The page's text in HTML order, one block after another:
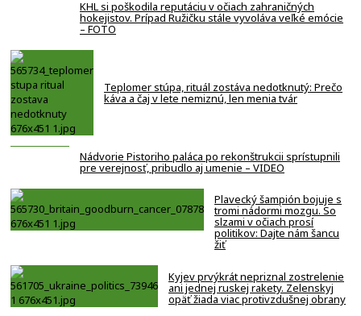
KHL si poškodila reputáciu v očiach zahraničných
hokejistov. Prípad Ružičku stále vyvoláva veľké emócie
– FOTO
Teplomer stúpa, rituál zostáva nedotknutý: Prečo
káva a čaj v lete nemiznú, len menia tvár
Nádvorie Pistoriho paláca po rekonštrukcii sprístupnili
pre verejnosť, pribudlo aj umenie – VIDEO
Plavecký šampión bojuje s
tromi nádormi mozgu. So
slzami v očiach prosí
politikov: Dajte nám šancu
žiť
Kyjev prvýkrát nepriznal zostrelenie
ani jednej ruskej rakety. Zelenskyj
opäť žiada viac protivzdušnej obrany